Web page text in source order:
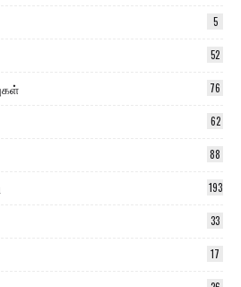
5
52
76
62
88
193
33
17